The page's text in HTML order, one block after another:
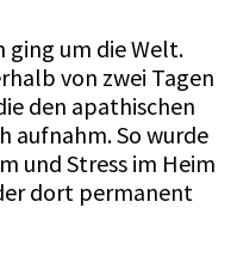
ging um die Welt.
von zwei Tagen
den apathischen
aufnahm. So wurde
und Stress im Heim
dort permanent